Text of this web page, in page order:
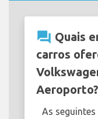
question_answer Quais
carros
Aeroporto?
As